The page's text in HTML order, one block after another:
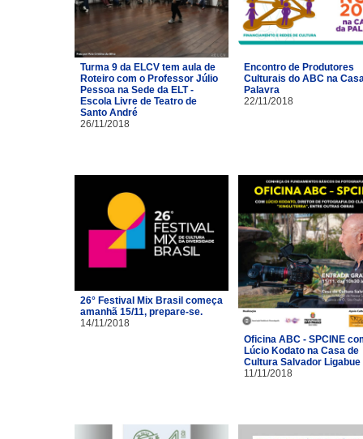
Turma 9 da ELCV tem aula de
Roteiro com o Professor Júlio
Pessoa na Sede da ELT -
Escola Livre de Teatro de
Santo André
26/11/2018
Encontro de Produtores
Culturais do ABC na
Palavra
22/11/2018
26° Festival Mix Brasil começa
amanhã 15/11, prepare-se.
14/11/2018
Oficina ABC - SPCINE
Lúcio Kodato na Casa de
Cultura Salvador Ligabue
11/11/2018